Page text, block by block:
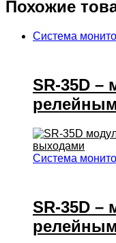
Похожие
Система
SR-35D –
Система
SR-35D –